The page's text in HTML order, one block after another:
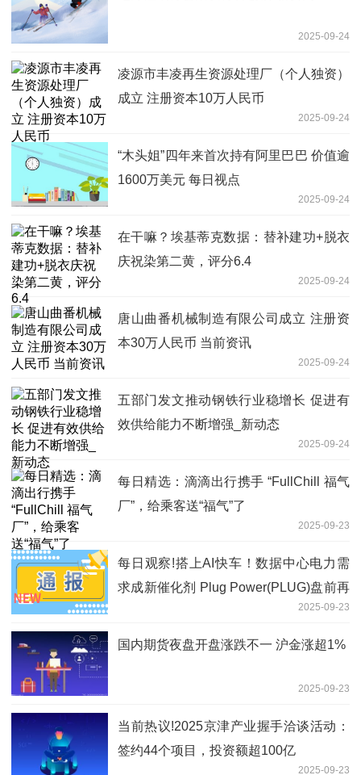
2025-09-24
凌源市丰凌再生资源处理厂（个人独资）
成立 注册资本10万人民币
2025-09-24
“木头姐”四年来首次持有阿里巴巴 价值逾
1600万美元 每日视点
2025-09-24
在干嘛？埃基蒂克数据：替补建功+脱衣
庆祝染第二黄，评分6.4
2025-09-24
唐山曲番机械制造有限公司成立 注册资
本30万人民币 当前资讯
2025-09-24
五部门发文推动钢铁行业稳增长 促进有
效供给能力不断增强_新动态
2025-09-24
每日精选：滴滴出行携手 “FullChill 福气
厂”，给乘客送“福气”了
2025-09-23
每日观察!搭上AI快车！数据中心电力需
求成新催化剂 Plug Power(PLUG)盘前再
2025-09-23
国内期货夜盘开盘涨跌不一 沪金涨超1%
2025-09-23
当前热议!2025京津产业握手洽谈活动：
签约44个项目，投资额超100亿
2025-09-23